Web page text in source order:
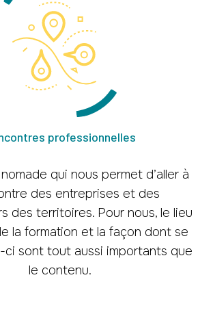
professionnelles
qui nous permet d’aller à
des entreprises et des
des territoires. Pour nous, le lieu
la formation et la façon dont se
ci sont tout aussi importants que
le contenu.